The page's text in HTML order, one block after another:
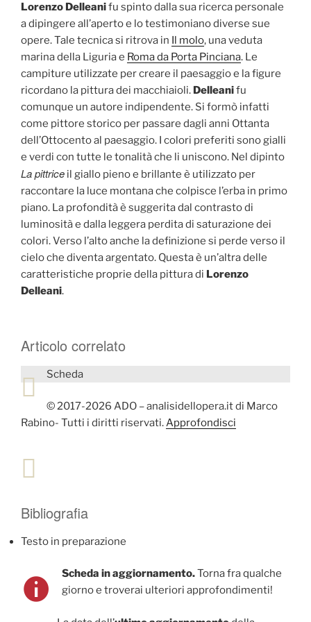
Lorenzo Delleanifu spinto dalla sua ricerca personale
a dipingere all’aperto e lo testimoniano diverse sue
opere. Tale tecnica si ritrova in
Il molo, una veduta
marina della Liguria e Roma da Porta Pinciana. Le
campiture utilizzate per creare il paesaggio e la figure
ricordano la pittura dei macchiaioli. Delleanifu
comunque un autore indipendente. Si formò infatti
come pittore storico per passare dagli anni Ottanta
dell’Ottocento al paesaggio. I colori preferiti sono gialli
e verdi con tutte le tonalità che li uniscono. Nel dipinto
La pittrice il giallo pieno e brillante è utilizzato per
raccontare la luce montana che colpisce l’erba in primo
piano. La profondità è suggerita dal contrasto di
luminosità e dalla leggera perdita di saturazione dei
colori. Verso l’alto anche la definizione si perde verso il
cielo che diventa argentato. Questa è un’altra delle
caratteristiche proprie della pittura di Lorenzo
Delleani.
Articolo correlato
Scheda
© 2017-2026 ADO – analisidellopera.it di Marco
Rabino- Tutti i diritti riservati.Approfondisci
Bibliografia
Testo in preparazione
Scheda in aggiornamento.Torna fra qualche
giorno e troverai ulteriori approfondimenti!